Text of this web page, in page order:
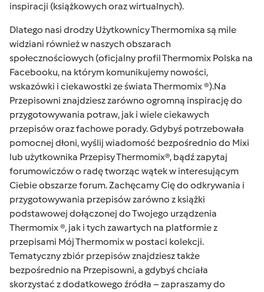
inspiracji (książkowych oraz wirtualnych).
Dlatego nasi drodzy Użytkownicy Thermomixa są mile
widziani również w naszych obszarach
społecznościowych (oficjalny profilThermomix Polska na
Facebooku, na którym komunikujemy nowości,
wskazówki i ciekawostki ze świata Thermomix ®).Na
Przepisowni znajdziesz zarówno ogromną inspirację do
przygotowywania potraw, jak i wiele ciekawych
przepisów oraz fachowe porady. Gdybyś potrzebowała
pomocnej dłoni, wyślij wiadomość bezpośrednio do Mixi
lub użytkownika Przepisy Thermomix®, bądź zapytaj
forumowiczów o radę tworząc wątek w interesującym
Ciebie obszarze forum. Zachęcamy Cię do odkrywania i
przygotowywania przepisów zarówno z książki
podstawowej dołączonej do Twojego urządzenia
Thermomix ®, jak i tych zawartych na platformie z
przepisami Mój Thermomixw postaci kolekcji.
Tematyczny zbiór przepisów znajdziesz także
bezpośrednio na Przepisowni, a gdybyś chciała
skorzystać z dodatkowego źródła – zapraszamy do